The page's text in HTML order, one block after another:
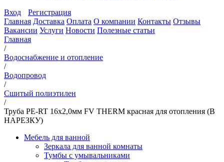
Вход
Регистрация
Главная Доставка Оплата О компании Контакты Отзывы
Вакансии Услуги Новости Полезные статьи
Главная
/
Водоснабжение и отопление
/
Водопровод
/
Сшитый полиэтилен
/
Труба PE-RT 16x2,0мм FV THERM красная для отопления (В
НАРЕЗКУ)
Мебель для ванной
Зеркала для ванной комнаты
Тумбы с умывальниками